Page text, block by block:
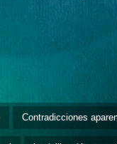
Contradicciones